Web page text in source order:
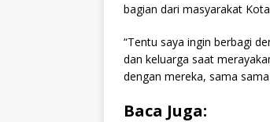
bagian dari masyarakat
“Tentu saya ingin berbagi
dan keluarga saat
dengan mereka, sama
Baca Juga: